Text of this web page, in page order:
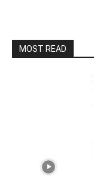
MOST READ